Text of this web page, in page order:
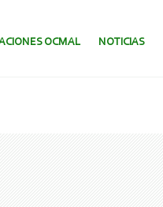
OCMAL NOTICIAS